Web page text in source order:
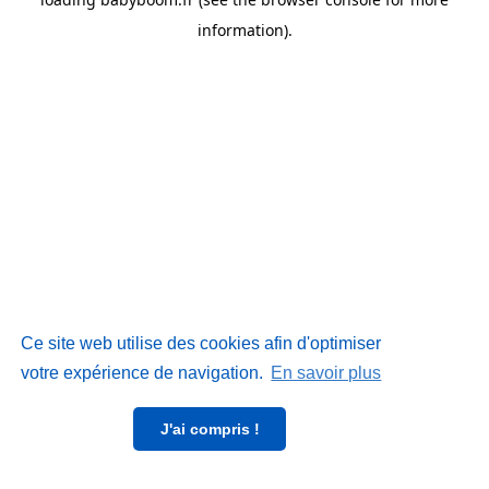
Ce site web utilise des cookies afin d'optimiser
votre expérience de navigation. En savoir plus
J'ai compris !
information).